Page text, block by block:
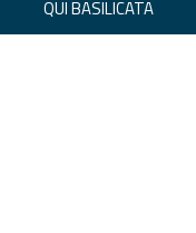
QUI BASILICATA